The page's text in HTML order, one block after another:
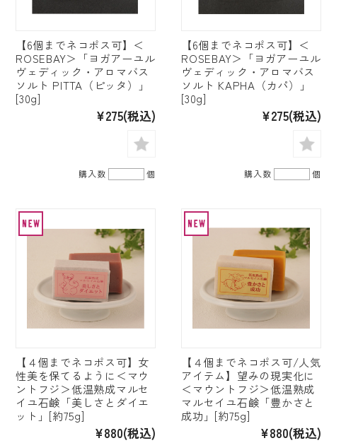
【6個までネコポス可】＜
ROSEBAY＞「ヨガアーユル
ヴェディック・アロマバス
ソルト PITTA（ピッタ）」
[30g]
¥275(税込)
購入数 個
【6個までネコポス可】＜
ROSEBAY＞「ヨガアーユル
ヴェディック・アロマバス
ソルト KAPHA（カパ）」
[30g]
¥275(税込)
購入数 個
【４個までネコポス可】女
性美を保てるように＜マウ
ントフジ＞低温熟成マルセ
イユ石鹸「美しさとダイエ
ット」[約75g]
¥880(税込)
【４個までネコポス可/人気
アイテム】望みの現実化に
＜マウントフジ＞低温熟成
マルセイユ石鹸「豊かさと
成功」[約75g]
¥880(税込)